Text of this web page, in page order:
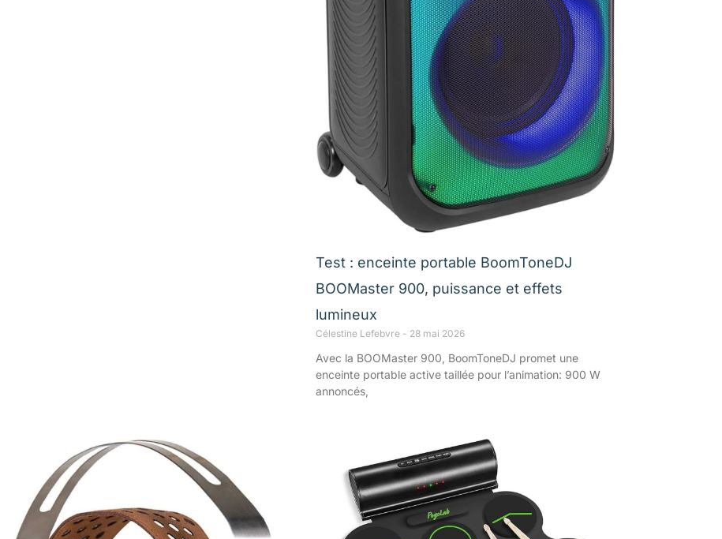
Test : enceinte portable BoomToneDJ
BOOMaster 900, puissance et effets
lumineux
Célestine Lefebvre 28 mai 2026
Avec la BOOMaster 900, BoomToneDJ promet une
enceinte portable active taillée pour l’animation: 900 W
annoncés,